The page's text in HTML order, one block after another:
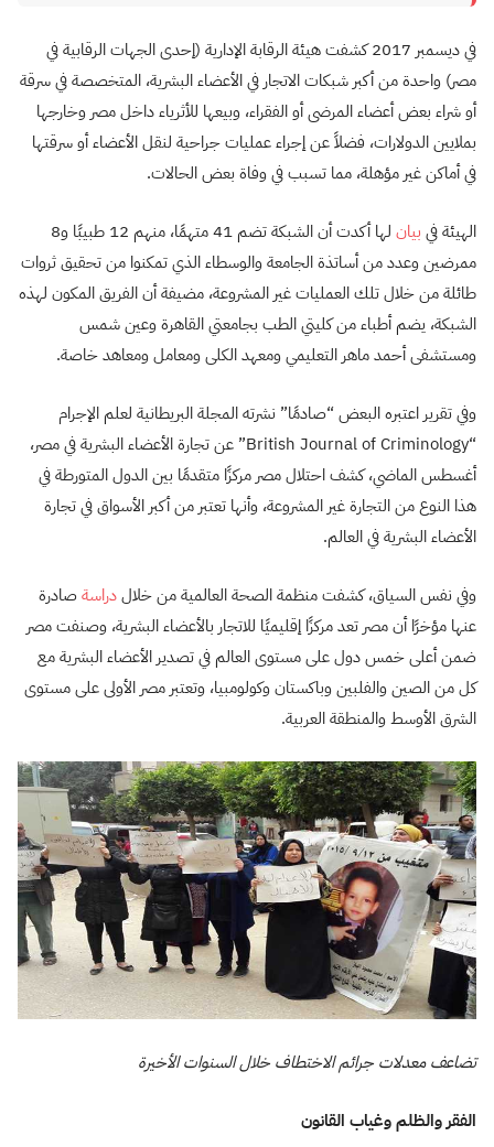
في ديسمبر 2017 كشفت هيئة الرقابة الإدارية (إحدى الجهات الرقابية في
مصر) واحدة من أكبر شبكات الاتجار في الأعضاء البشرية، المتخصصة في سرقة
أو شراء بعض أعضاء المرضى أو الفقراء، وبيعها للأثرياء داخل مصر وخارجها
بملايين الدولارات، فضلاً عن إجراء عمليات جراحية لنقل الأعضاء أو سرقتها
في أماكن غير مؤهلة، مما تسبب في وفاة بعض الحالات.
الهيئة في بيان
لها أكدت أن الشبكة تضم 41 متهمًا، منهم 12 طبيبًا و8
ممرضين وعدد من أساتذة الجامعة والوسطاء الذي تمكنوا من تحقيق ثروات
طائلة من خلال تلك العمليات غير المشروعة، مضيفة أن الفريق المكون لهذه
الشبكة، يضم أطباء من كليتي الطب بجامعتي القاهرة وعين شمس
ومستشفى أحمد ماهر التعليمي ومعهد الكلى ومعامل ومعاهد خاصة.
وفي تقرير اعتبره البعض “صادمًا” نشرته المجلة البريطانية لعلم الإجرام
“
British Journal of Criminology” عن تجارة الأعضاء البشرية في مصر،
أغسطس الماضي، كشف احتلال مصر مركزًا متقدمًا بين الدول المتورطة في
هذا النوع من التجارة غير المشروعة، وأنها تعتبر من أكبر الأسواق في تجارة
الأعضاء البشرية في العالم.
وفي نفس السياق، كشفت منظمة الصحة العالمية من خلالدراسة صادرة
عنها مؤخرًا أن مصر تعد مركزًا إقليميًا للاتجار بالأعضاء البشرية، وصنفت مصر
ضمن أعلى خمس دول على مستوى العالم في تصدير الأعضاء البشرية مع
كل من الصين والفلبين وباكستان وكولومبيا، وتعتبر مصر الأولى على مستوى
الشرق الأوسط والمنطقة العربية.
تضاعف معدلات جرائم الاختطاف خلال السنوات الأخيرة
الفقر والظلم وغياب القانون